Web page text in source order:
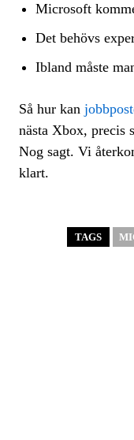
Microsoft
Det behövs
Ibland måste
Så hur kan
nästa Xbox, precis
Nog sagt. Vi
klart.
TAGS